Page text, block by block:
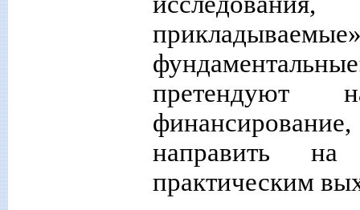
претендуют
направить на
практическим